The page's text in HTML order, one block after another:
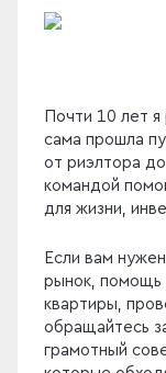
Почти 10 лет
сама прошла
от риэлтора
командой
для жизни,
Если вам
рынок, помощь
квартиры,
обращайтесь
грамотный